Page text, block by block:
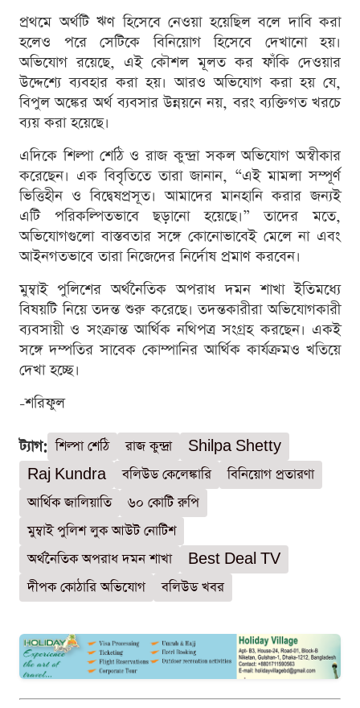
প্রথমে অর্থটি ঋণ হিসেবে নেওয়া হয়েছিল বলে দাবি করা
হলেও পরে সেটিকে বিনিয়োগ হিসেবে দেখানো হয়।
অভিযোগ রয়েছে, এই কৌশল মূলত কর ফাঁকি দেওয়ার
উদ্দেশ্যে ব্যবহার করা হয়। আরও অভিযোগ করা হয় যে,
বিপুল অঙ্কের অর্থ ব্যবসার উন্নয়নে নয়, বরং ব্যক্তিগত খরচে
ব্যয় করা হয়েছে।
এদিকে শিল্পা শেঠি ও রাজ কুন্দ্রা সকল অভিযোগ অস্বীকার
করেছেন। এক বিবৃতিতে তারা জানান, “এই মামলা সম্পূর্ণ
ভিত্তিহীন ও বিদ্বেষপ্রসূত। আমাদের মানহানি করার জন্যই
এটি পরিকল্পিতভাবে ছড়ানো হয়েছে।” তাদের মতে,
অভিযোগগুলো বাস্তবতার সঙ্গে কোনোভাবেই মেলে না এবং
আইনগতভাবে তারা নিজেদের নির্দোষ প্রমাণ করবেন।
মুম্বাই পুলিশের অর্থনৈতিক অপরাধ দমন শাখা ইতিমধ্যে
বিষয়টি নিয়ে তদন্ত শুরু করেছে। তদন্তকারীরা অভিযোগকারী
ব্যবসায়ী ও সংক্রান্ত আর্থিক নথিপত্র সংগ্রহ করছেন। একই
সঙ্গে দম্পতির সাবেক কোম্পানির আর্থিক কার্যক্রমও খতিয়ে
দেখা হচ্ছে।
-শরিফুল
ট্যাগ: শিল্পা শেঠি রাজ কুন্দ্রা
Shilpa Shetty
Raj Kundra
বলিউড কেলেঙ্কারি
বিনিয়োগ প্রতারণা
আর্থিক জালিয়াতি
৬০ কোটি রুপি
মুম্বাই পুলিশ লুক আউট নোটিশ
অর্থনৈতিক অপরাধ দমন শাখা
Best Deal TV
দীপক কোঠারি অভিযোগ
বলিউড খবর